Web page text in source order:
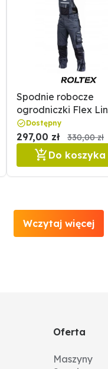
Spodnie robocze
ogrodniczki Flex
roz. L STALCO
Dostępny
297,00 zł 330,00 zł
Do koszyka
Wczytaj więcej
Oferta
Maszyny